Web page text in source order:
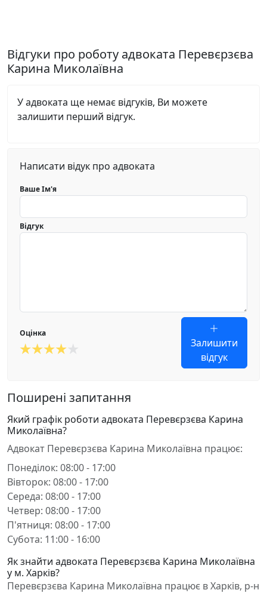
Відгуки про роботу адвоката Перевєрзєва
Карина Миколаївна
У адвоката ще немає відгуків, Ви можете
залишити перший відгук.
Написати відук про адвоката
Ваше Ім'я
Відгук
Оцінка
Залишити
відгук
Поширені запитання
Який графік роботи адвоката Перевєрзєва Карина
Миколаївна?
Адвокат Перевєрзєва Карина Миколаївна працює:
Понеділок: 08:00 - 17:00
Вівторок: 08:00 - 17:00
Середа: 08:00 - 17:00
Четвер: 08:00 - 17:00
П'ятниця: 08:00 - 17:00
Субота: 11:00 - 16:00
Як знайти адвоката Перевєрзєва Карина Миколаївна
у м. Харків?
Перевєрзєва Карина Миколаївна працює в Харків, р-н